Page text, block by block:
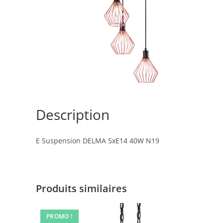
Description
E Suspension DELMA 5xE14 40W N19
Produits similaires
PROMO !